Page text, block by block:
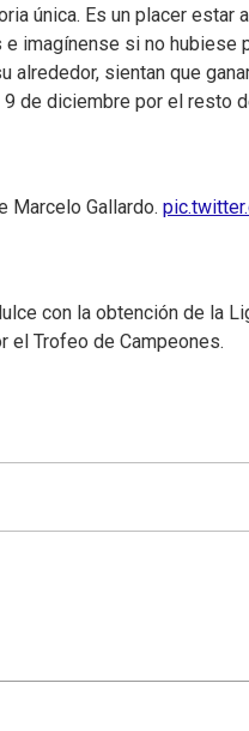
única. Es un placer estar
imagínense si no hubiese
sientan que
de diciembre por el resto
Marcelo Gallardo.
con la obtención de la
el Trofeo de Campeones.